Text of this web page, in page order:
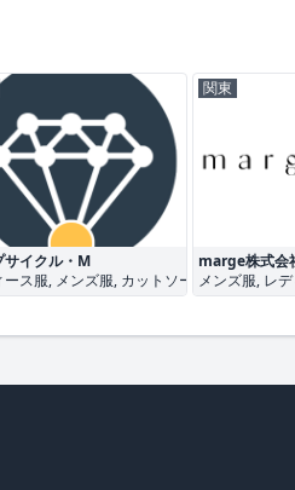
サイクル・M
ース服, メンズ服, カットソー
関東
marge株式会
メンズ服, レ